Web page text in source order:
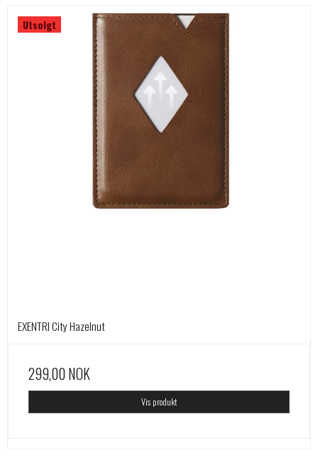
Utsolgt
EXENTRI City Hazelnut
299,00 NOK
Vis produkt